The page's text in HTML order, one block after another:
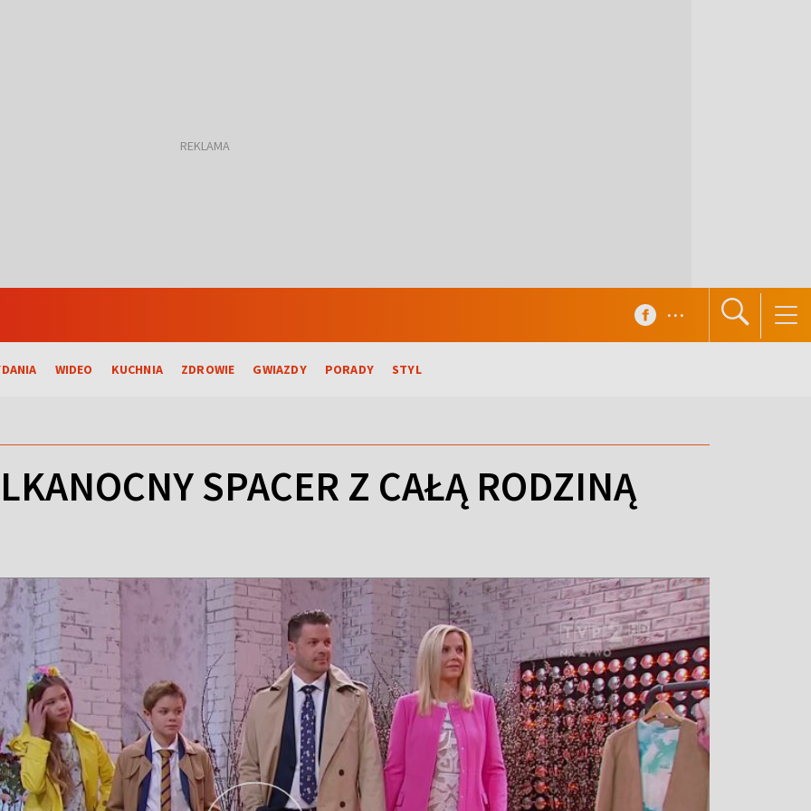
WIDEO KUCHNIA ZDROWIE GWIAZDY PORADY STYL
...
SPACER Z CAŁĄ RODZINĄ